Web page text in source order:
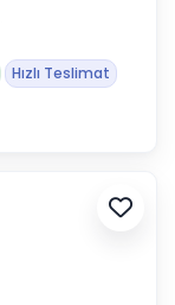
Hızlı Teslimat